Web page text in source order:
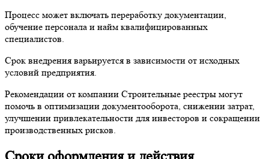
Процесс может включать переработку документации,
обучение персонала и найм квалифицированных
специалистов.
Срок внедрения варьируется в зависимости от исходных
условий предприятия.
Рекомендации от компании Строительные реестры могут
помочь в оптимизации документооборота, снижении затрат,
улучшении привлекательности для инвесторов и сокращении
производственных рисков.